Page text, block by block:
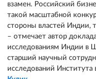
взамен. Российский
такой масштабной
стороны властей Индии,
– отмечает автор
исследованиям Индии
старший научный
исследований Института